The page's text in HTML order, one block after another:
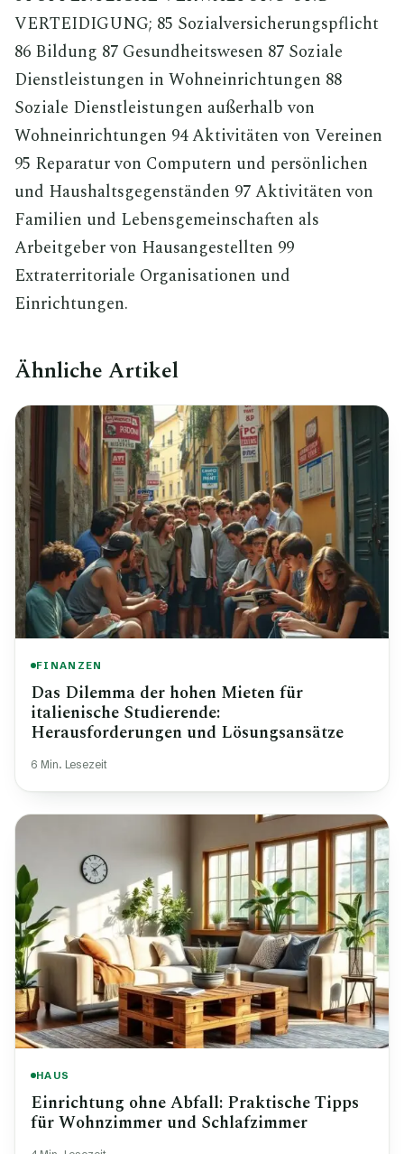
VERTEIDIGUNG; 85 Sozialversicherungspflicht
86 Bildung 87 Gesundheitswesen 87 Soziale
Dienstleistungen in Wohneinrichtungen 88
Soziale Dienstleistungen außerhalb von
Wohneinrichtungen 94 Aktivitäten von Vereinen
95 Reparatur von Computern und persönlichen
und Haushaltsgegenständen 97 Aktivitäten von
Familien und Lebensgemeinschaften als
Arbeitgeber von Hausangestellten 99
Extraterritoriale Organisationen und
Einrichtungen.
Ähnliche Artikel
FINANZEN
Das Dilemma der hohen Mieten für
italienische Studierende:
Herausforderungen und Lösungsansätze
6 Min. Lesezeit
HAUS
Einrichtung ohne Abfall: Praktische Tipps
für Wohnzimmer und Schlafzimmer